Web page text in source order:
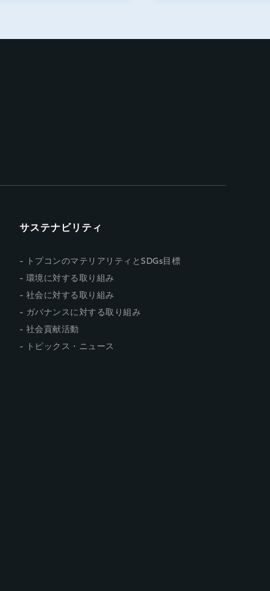
サステナビリティ
トプコンのマテリアリティとSDGs目標
環境に対する取り組み
社会に対する取り組み
ガバナンスに対する取り組み
社会貢献活動
トピックス・ニュース